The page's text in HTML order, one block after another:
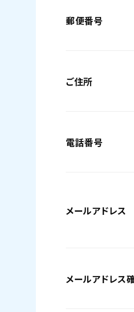
郵便番号
ご住所
電話番号
メールアドレス
メールアドレス